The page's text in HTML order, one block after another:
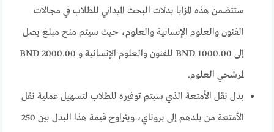
ستتضمن هذه المزايا بدلات البحث الميداني للطلاب في مجالات
الفنون والعلوم الإنسانية والعلوم، حيث سيتم منح مبلغ يصل
إلى BND 1000.00 للفنون والعلوم الإنسانية و BND 2000.00
لمرشحي العلوم.
بدل نقل الأمتعة الذي سيتم توفيره للطلاب لتسهيل عملية نقل
الأمتعة من بلدهم إلى بروناي، ويتراوح قيمة هذا البدل بين 250